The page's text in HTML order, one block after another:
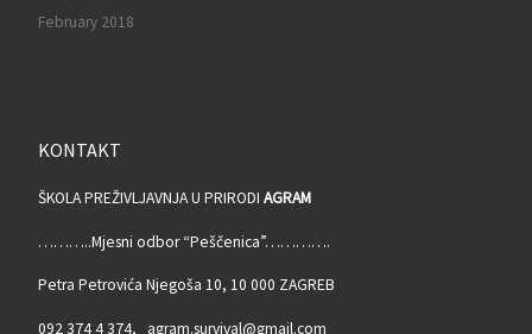
February 2018
KONTAKT
ŠKOLA PREŽIVLJAVNJA U PRIRODI AGRAM
………..Mjesni odbor “Peščenica”………….
Petra Petrovića Njegoša 10, 10 000 ZAGREB
092 374 4 374, agram.survival@gmail.com